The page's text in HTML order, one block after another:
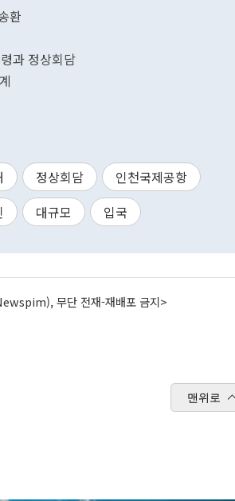
환
과 정상회담
정상회담
인천국제공항
대규모 입국
무단 전재-재배포 금지>
맨위로